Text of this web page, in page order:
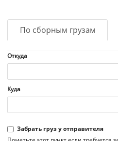
По сборным грузам
Откуда
Куда
Забрать груз у отправителя